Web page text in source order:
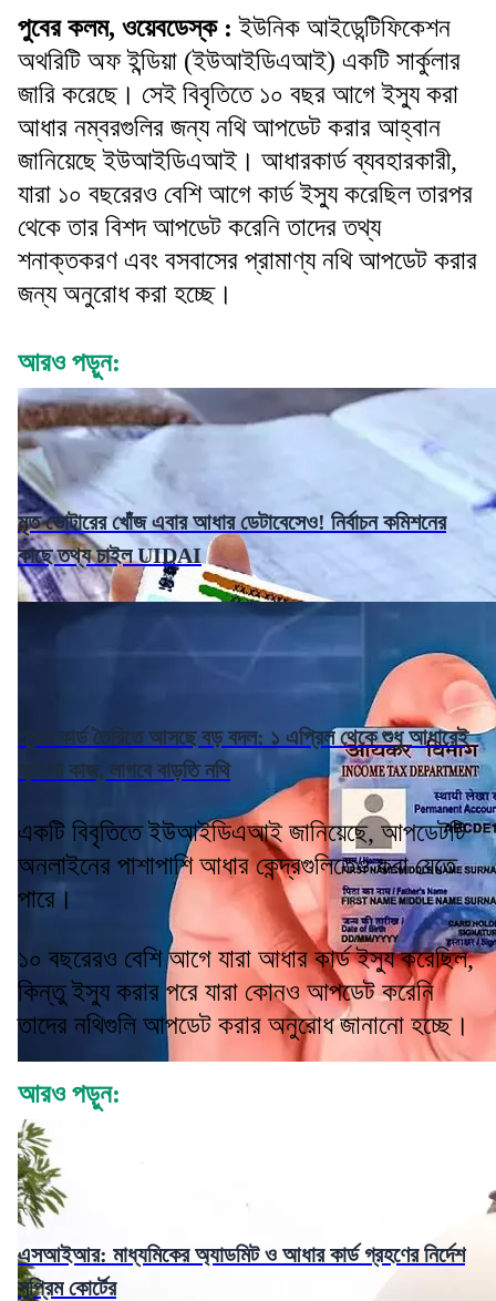
পুবের কলম, ওয়েবডেস্ক : ইউনিক আইডেন্টিফিকেশন
অথরিটি অফ ইন্ডিয়া (ইউআইডিএআই) একটি সার্কুলার
জারি করেছে। সেই বিবৃতিতে ১০ বছর আগে ইস্যু করা
আধার নম্বরগুলির জন্য নথি আপডেট করার আহ্বান
জানিয়েছে ইউআইডিএআই। আধারকার্ড ব্যবহারকারী,
যারা ১০ বছরেরও বেশি আগে কার্ড ইস্যু করেছিল তারপর
থেকে তার বিশদ আপডেট করেনি তাদের তথ্য
শনাক্তকরণ এবং বসবাসের প্রামাণ্য নথি আপডেট করার
জন্য অনুরোধ করা হচ্ছে।
আরও পড়ুন:
মৃত ভোটারের খোঁজ এবার আধার ডেটাবেসেও! নির্বাচন কমিশনের
কাছে তথ্য চাইল UIDAI
প্যান কার্ড তৈরিতে আসছে বড় বদল: ১ এপ্রিল থেকে শুধু আধারেই
হবে না কাজ, লাগবে বাড়তি নথি
একটি বিবৃতিতে ইউআইডিএআই জানিয়েছে, আপডেটটি
অনলাইনের পাশাপাশি আধার কেন্দ্রগুলিতেও করা যেতে
পারে।
১০ বছরেরও বেশি আগে যারা আধার কার্ড ইস্যু করেছিল,
কিন্তু ইস্যু করার পরে যারা কোনও আপডেট করেনি
তাদের নথিগুলি আপডেট করার অনুরোধ জানানো হচ্ছে।
আরও পড়ুন:
এসআইআর: মাধ্যমিকের অ্যাডমিট ও আধার কার্ড গ্রহণের নির্দেশ
সুপ্রিম কোর্টের